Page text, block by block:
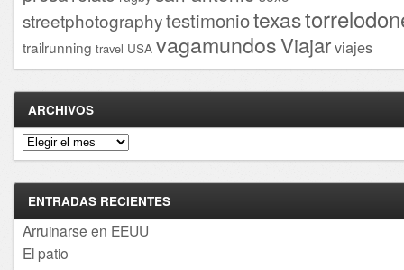
streetphotographytestimoniotexas
trailrunning travel USA vagamundosViajarviajes
ARCHIVOS
Archivos
ENTRADAS RECIENTES
Arruinarse en EEUU
El patio